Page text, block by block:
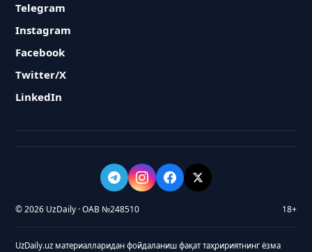
Telegram
Instagram
Facebook
Twitter/X
LinkedIn
© 2026 UzDaily · ОАВ №248510 18+
UzDaily.uz материалларидан фойдаланиш фақат таҳририятнинг ёзма